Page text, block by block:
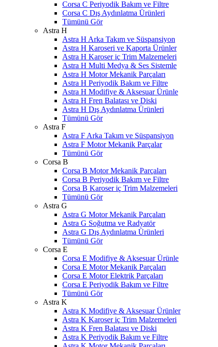
Corsa C Periyodik Bakım ve Filtre
Corsa C Dış Aydınlatma Ürünleri
Tümünü Gör
Astra H
Astra H Arka Takım ve Süspansiyon
Astra H Karoseri ve Kaporta Ürünler
Astra H Karoser iç Trim Malzemeleri
Astra H Multi Medya & Ses Sistemle
Astra H Motor Mekanik Parçaları
Astra H Periyodik Bakım ve Filtre
Astra H Modifiye & Aksesuar Ürünle
Astra H Fren Balatası ve Diski
Astra H Dış Aydınlatma Ürünleri
Tümünü Gör
Astra F
Astra F Arka Takım ve Süspansiyon
Astra F Motor Mekanik Parçalar
Tümünü Gör
Corsa B
Corsa B Motor Mekanik Parçaları
Corsa B Periyodik Bakım ve Filtre
Corsa B Karoser iç Trim Malzemeleri
Tümünü Gör
Astra G
Astra G Motor Mekanik Parçaları
Astra G Soğutma ve Radyatör
Astra G Dış Aydınlatma Ürünleri
Tümünü Gör
Corsa E
Corsa E Modifiye & Aksesuar Ürünle
Corsa E Motor Mekanik Parçaları
Corsa E Motor Elektrik Parçaları
Corsa E Periyodik Bakım ve Filtre
Tümünü Gör
Astra K
Astra K Modifiye & Aksesuar Ürünler
Astra K Karoser iç Trim Malzemeleri
Astra K Fren Balatası ve Diski
Astra K Periyodik Bakım ve Filtre